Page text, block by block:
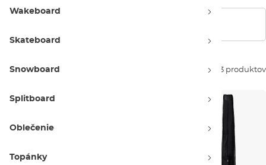
Wakeboard
Skateboard
Snowboard
Splitboard
Oblečenie
Topánky
Zoradiť podľa: 23 produktov